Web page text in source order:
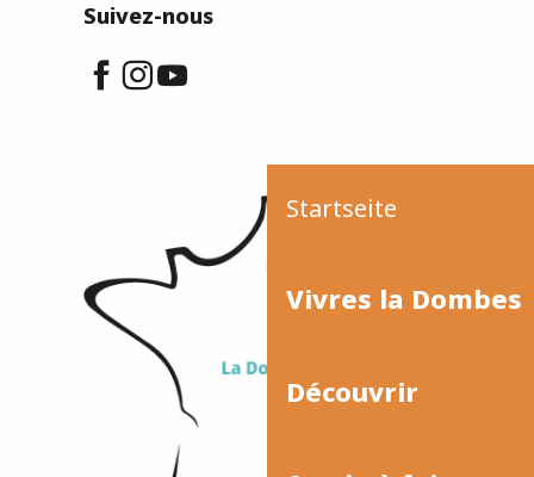
Startseite
Vivres la Dombes
Découvrir
Suivez-nous